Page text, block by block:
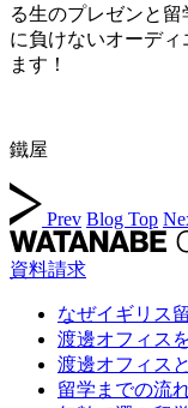
る生のプレゼンと
に負けないオーデ
ます！
鐵屋
Prev Blog Top
資料請求
なぜイギリス
渡邊オフィス
渡邊オフィス
留学までの流